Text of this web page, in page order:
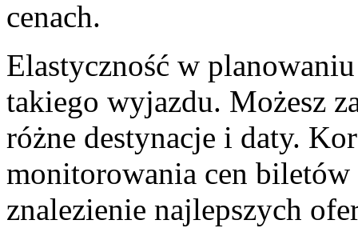
cenach.
Elastyczność w
takiego wyjazdu. Możesz
różne destynacje i daty.
monitorowania cen
znalezienie najlepszych